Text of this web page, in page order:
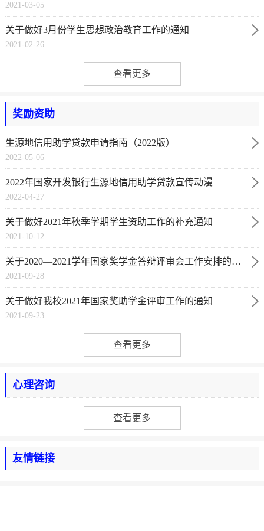
2021-03-05
关于做好3月份学生思想政治教育工作的通知
2021-02-26
查看更多
奖励资助
生源地信用助学贷款申请指南（2022版）
2022-05-06
2022年国家开发银行生源地信用助学贷款宣传动漫
2022-04-27
关于做好2021年秋季学期学生资助工作的补充通知
2021-10-12
关于2020—2021学年国家奖学金答辩评审会工作安排的通
2021-09-28
关于做好我校2021年国家奖助学金评审工作的通知
2021-09-23
查看更多
心理咨询
查看更多
友情链接